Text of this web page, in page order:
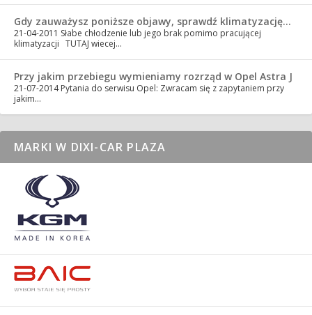
Gdy zauważysz poniższe objawy, sprawdź klimatyzację…
21-04-2011 Słabe chłodzenie lub jego brak pomimo pracującej
klimatyzacji TUTAJ wiecej…
Przy jakim przebiegu wymieniamy rozrząd w Opel Astra J
21-07-2014 Pytania do serwisu Opel: Zwracam się z zapytaniem przy
jakim…
MARKI W DIXI-CAR PLAZA